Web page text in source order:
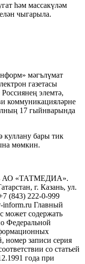
һәм массакүләм
чыгарыла.
мәгълүмат
газетасы
элемтә,
коммуникацияләрне
17 гыйнварында
куллану бары тик
мөмкин.
АО «ТАТМЕДИА».
г. Казань, ул.
(843) 222-0-999
inform.ru Главный
может содержать
Федеральной
номер записи серия
со статьей
года при